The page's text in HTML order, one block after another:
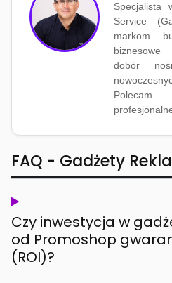
Service
markom
biznesowe
dobór
FAQ - Gadżety
Czy inwestycja w
od Promoshop
(ROI)?